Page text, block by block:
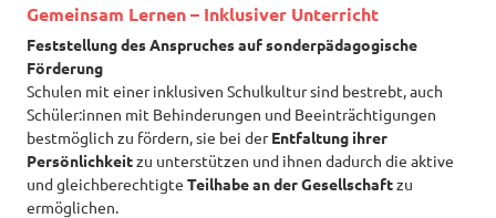
Gemeinsam Lernen – Inklusiver Unterricht
Feststellung des Anspruches auf sonderpädagogische
Förderung
Schulen mit einer inklusiven Schulkultur sind bestrebt, auch
Schüler:innen mit Behinderungen und Beeinträchtigungen
bestmöglich zu fördern, sie bei derEntfaltung ihrer
Persönlichkeitzu unterstützen und ihnen dadurch die aktive
und gleichberechtigte Teilhabe an der Gesellschaftzu
ermöglichen.